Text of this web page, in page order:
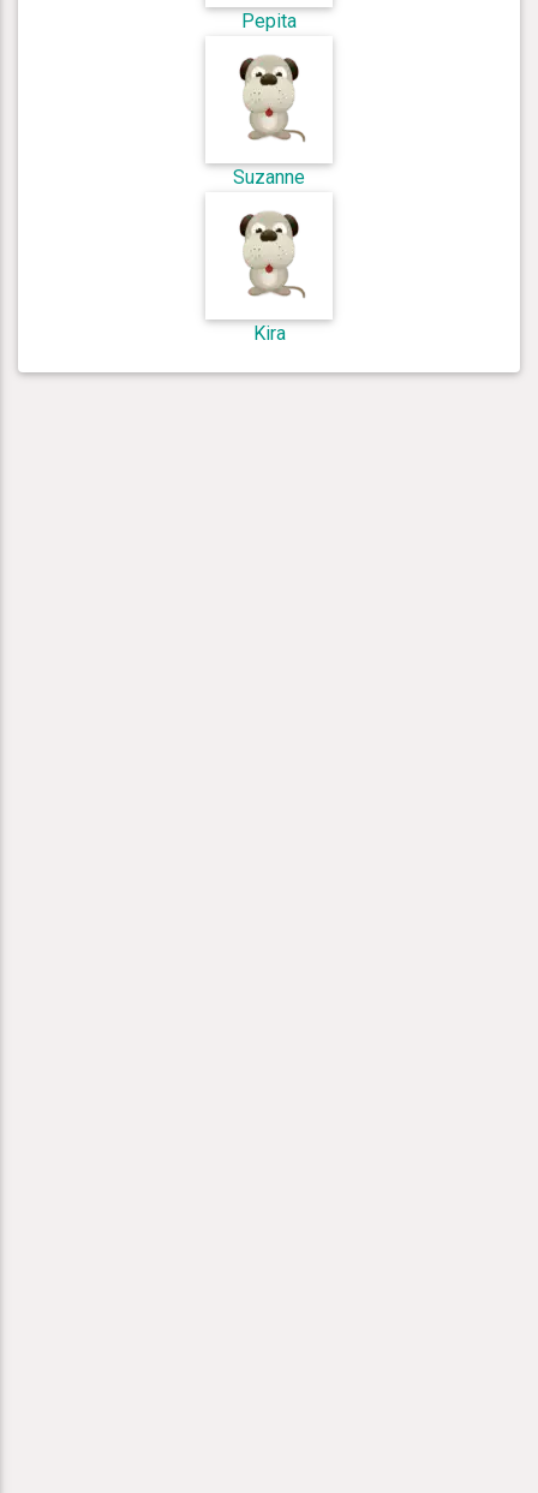
Pepita
Suzanne
Kira